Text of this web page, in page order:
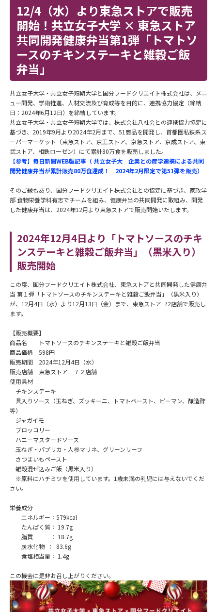
12/4（水）より東急ストアで販売
開始！共立女子大学 × 東急ストア
共同開発健康弁当第1弾「トマトソ
ースのチキンステーキと雑穀ご飯
弁当」
共立女子大学・共立女子短期大学と国分フードクリエイト株式会社は、メニ
ュー開発、学術推進、人材交流及び育成等を目的に、連携協力協定（締結
日：2024年6月12日）を締結しています。
共立女子大学・共立女子短期大学では、株式会社八社会との連携協力協定に
基づき、2019年9月より2024年2月まで、51商品を開発し、首都圏私鉄系ス
ーパーマーケット（東急ストア、京王ストア、京急ストア、京成ストア、東
武ストア、相鉄ローゼン）にて累計80万食を販売しました。
【参考】毎日新聞WEB版記事（ 共立女子大 企業との産学連携による共同
開発健康弁当が累計販売80万食達成！ 2024年2月限定で第51弾を販売）
そのご縁もあり、国分フードクリエイト株式会社との協定に基づき、家政学
部 食物栄養学科有志でチームを組み、健康弁当の共同開発に取組み、開発
した健康弁当は、2024年12月より東急ストアで販売開始いたします。
2024年12月4日より「トマトソースのチキ
ンステーキと雑穀ご飯弁当」（黒米入り）
販売開始
この度、国分フードクリエイト株式会社、東急ストアと共同開発した健康弁
当 第１弾「トマトソースのチキンステーキと雑穀ご飯弁当」（黒米入り）
が、12月4日（水）より12月13日（金）まで、東急ストア 72店舗で販売し
ます。
【販売概要】
商品名 トマトソースのチキンステーキと雑穀ご飯弁当
商品価格 598円
販売期間 2024年12月4日（水）
販売店舗 東急ストア ７２店舗
使用具材
チキンステーキ
具入りソース（玉ねぎ、ズッキーニ、トマトペースト、ピーマン、醸造酢
等）
ジャガイモ
ブロッコリー
ハニーマスタードソース
玉ねぎ・パプリカ・人参マリネ、グリーンリーフ
さつまいもペースト
雑穀混ぜ込みご飯（黒米入り）
※原料にハチミツを使用しています。1歳未満の乳児には与えないでくだ
さい。
栄養成分
エネルギー：579kcal
たんぱく質： 19.7g
脂質 ： 18.7g
炭水化物 ： 83.6g
食塩相当量： 1.4g
この機会に是非お召し上がりください。